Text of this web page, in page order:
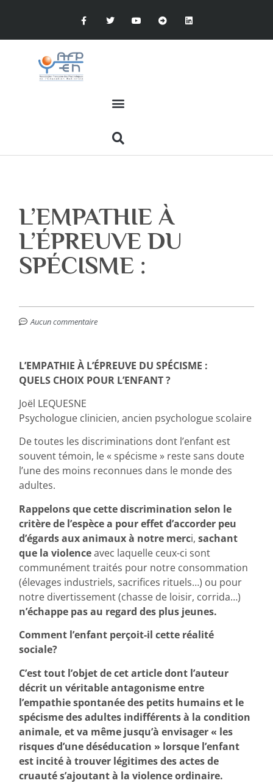
L’EMPATHIE À
L’ÉPREUVE DU
SPÉCISME :
Aucun commentaire
L’EMPATHIE À L’ÉPREUVE DU SPÉCISME :
QUELS CHOIX POUR L’ENFANT ?
Joël LEQUESNE
Psychologue clinicien, ancien psychologue scolaire
De toutes les discriminations dont l’enfant est
souvent témoin, le « spécisme » reste sans doute
l’une des moins reconnues dans le monde des
adultes.
Rappelons que cette discrimination selon le
critère de l’espèce a pour effet d’accorder peu
d’égards aux animaux à notre merci,sachant
que la violenceavec laquelle ceux-ci sont
communément traités pour notre consommation
(élevages industriels, sacrifices rituels…) ou pour
notre divertissement (chasse de loisir, corrida…)
n’échappe pas au regard des plus jeunes.
Comment l’enfant perçoit-il cette réalité
sociale?
C’est tout l’objet de cet article dont l’auteur
décrit un véritable antagonisme entre
l’empathie spontanée des petits humains et le
spécisme des adultes indifférents à la condition
animale, et va même jusqu’à envisager « les
risques d’une déséducation » lorsque l’enfant
est incité à trouver légitimes des actes de
cruauté s’ajoutant à la violence ordinaire.